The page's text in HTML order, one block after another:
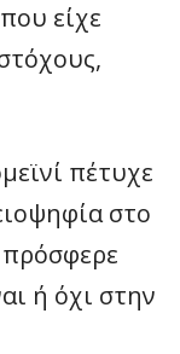
είχε
πέτυχε
στο
ή όχι στην